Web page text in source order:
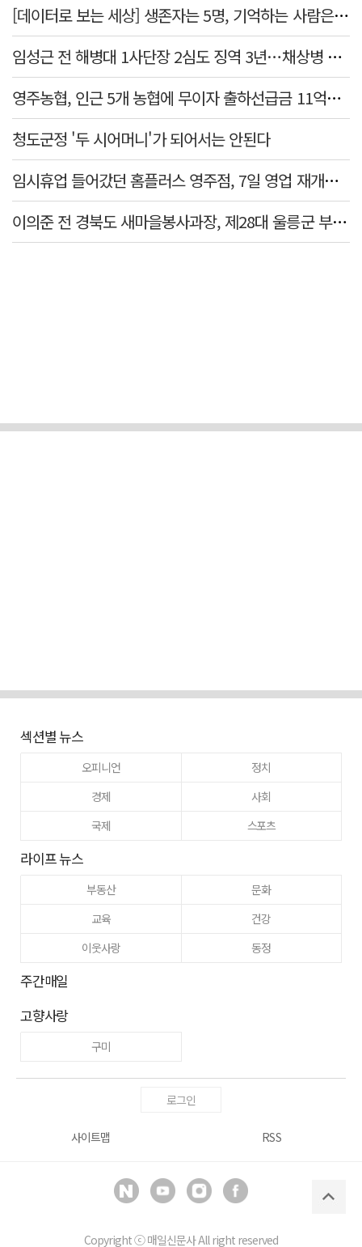
[데이터로 보는 세상] 생존자는 5명, 기억하는 사람은 늘었다
임성근 전 해병대 1사단장 2심도 징역 3년…채상병 순직 책임 유죄
영주농협, 인근 5개 농협에 무이자 출하선급금 11억원 지원…상생 유통망 강화
청도군정 '두 시어머니'가 되어서는 안된다
임시휴업 들어갔던 홈플러스 영주점, 7일 영업 재개…지하 1층만 운영
이의준 전 경북도 새마을봉사과장, 제28대 울릉군 부군수 취임
섹션별 뉴스
오피니언
정치
경제
사회
국제
스포츠
라이프 뉴스
부동산
문화
교육
건강
이웃사랑
동정
주간매일
고향사랑
구미
로그인
사이트맵 RSS
Copyright ⓒ매일신문사All right reserved